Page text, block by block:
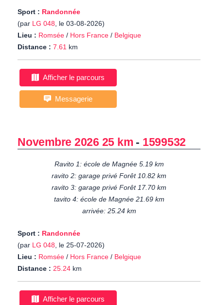
Sport : Randonnée
(par LG 048, le 03-08-2026)
Lieu : Romsée / Hors France / Belgique
Distance : 7.61 km
Afficher le parcours
Messagerie
Novembre 2026 25 km - 1599532
Ravito 1: école de Magnée 5.19 km
ravito 2: garage privé Forêt 10.82 km
ravito 3: garage privé Forêt 17.70 km
tavito 4: école de Magnée 21.69 km
arrivée: 25.24 km
Sport : Randonnée
(par LG 048, le 25-07-2026)
Lieu : Romsée / Hors France / Belgique
Distance : 25.24 km
Afficher le parcours